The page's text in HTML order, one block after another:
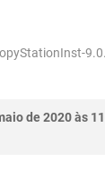
de 2020 às